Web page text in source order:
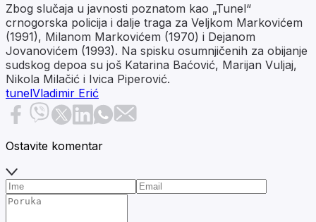
Zbog slučaja u javnosti poznatom kao „Tunel“
crnogorska policija i dalje traga za Veljkom Markovićem
(1991), Milanom Markovićem (1970) i Dejanom
Jovanovićem (1993). Na spisku osumnjičenih za obijanje
sudskog depoa su još Katarina Baćović, Marijan Vuljaj,
Nikola Milačić i Ivica Piperović.
tunelVladimir Erić
Ostavite komentar